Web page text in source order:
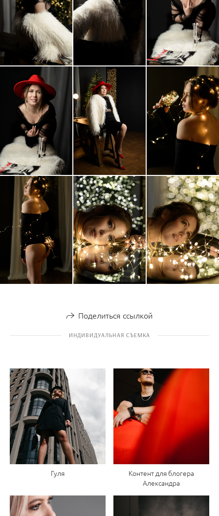
Поделиться ссылкой
ИНДИВИДУАЛЬНАЯ СЪЕМКА
Гуля
Контент для блогера
Александра